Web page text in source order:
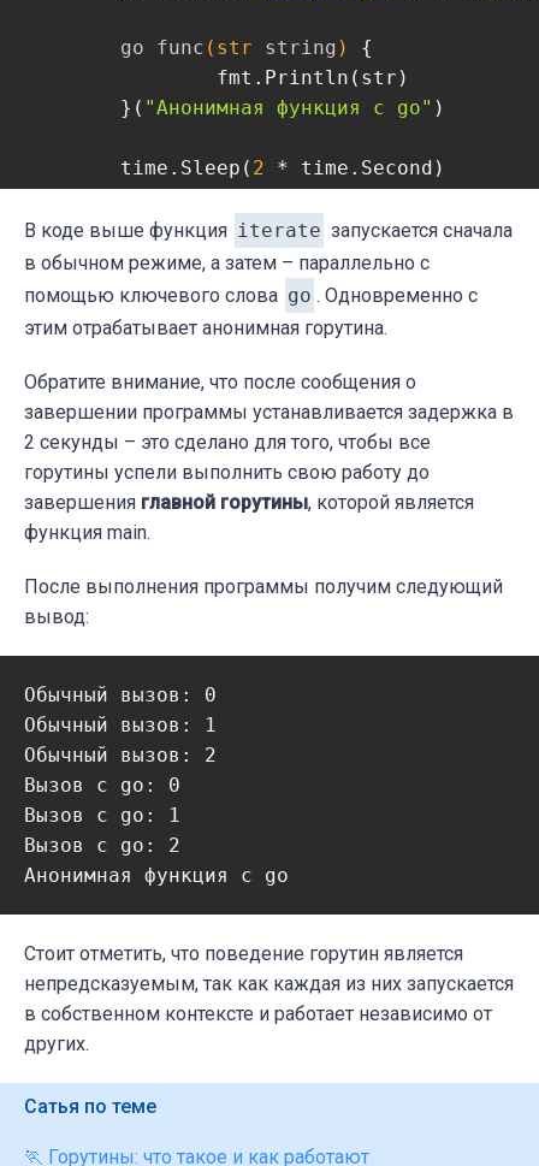
go func (str string )
{
	}(
"Анонимная функция с go" )
	time.Sleep(
2 * time.Second)
В коде выше функция iterate запускается сначала
в обычном режиме, а затем – параллельно с
помощью ключевого слова go . Одновременно с
этим отрабатывает анонимная горутина.
Обратите внимание, что после сообщения о
завершении программы устанавливается задержка в
2 секунды – это сделано для того, чтобы все
горутины успели выполнить свою работу до
завершения главной горутины, которой является
функция main.
После выполнения программы получим следующий
вывод:
Обычный вызов: 0
Обычный вызов: 1
Обычный вызов: 2
Вызов с go: 0
Вызов с go: 1
Вызов с go: 2
Анонимная функция с go
Стоит отметить, что поведение горутин является
непредсказуемым, так как каждая из них запускается
в собственном контексте и работает независимо от
других.
Сатья по теме
🏃 Горутины: что такое и как работают